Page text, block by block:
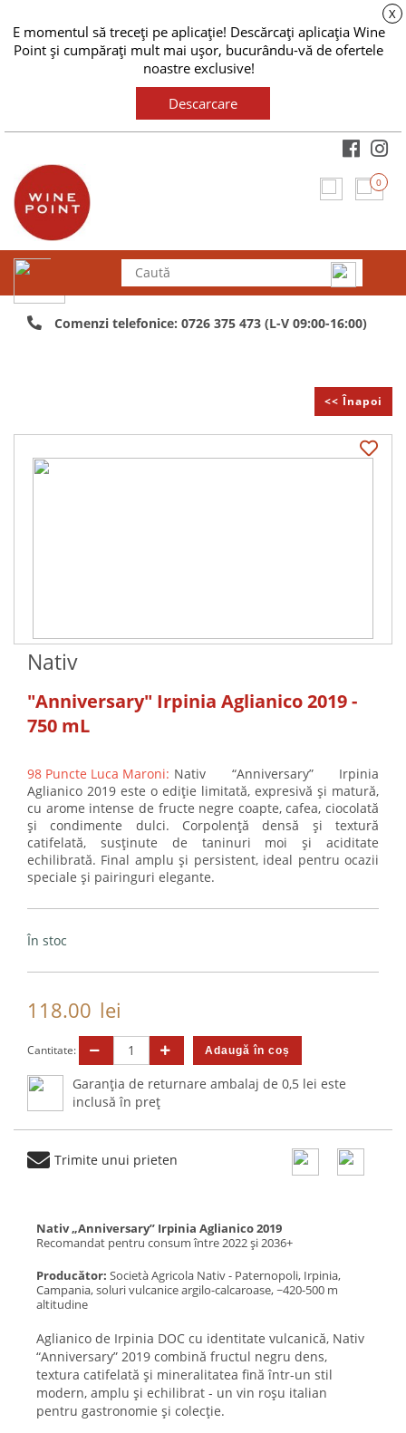
E momentul să treceți pe aplicație! Descărcați aplicația Wine
Point și cumpărați mult mai ușor, bucurându-vă de ofertele
noastre exclusive!
X
Descarcare
0
Comenzi telefonice: 0726 375 473 (L-V 09:00-16:00)
<< Înapoi
Nativ
"Anniversary" Irpinia Aglianico 2019 -
750 mL
98 Puncte Luca Maroni: Nativ “Anniversary” Irpinia
Aglianico 2019 este o ediție limitată, expresivă și matură,
cu arome intense de fructe negre coapte, cafea, ciocolată
și condimente dulci. Corpolență densă și textură
catifelată, susținute de taninuri moi și aciditate
echilibrată. Final amplu și persistent, ideal pentru ocazii
speciale și pairinguri elegante.
În stoc
118.00 lei
Cantitate:
Garanția de returnare ambalaj de 0,5 lei este
inclusă în preț
Trimite unui prieten
Nativ „Anniversary” Irpinia Aglianico 2019
Recomandat pentru consum între 2022 și 2036+
Producător: Società Agricola Nativ - Paternopoli, Irpinia,
Campania, soluri vulcanice argilo-calcaroase, ~420-500 m
altitudine
Aglianico de Irpinia DOC cu identitate vulcanică, Nativ
“Anniversary” 2019 combină fructul negru dens,
textura catifelată și mineralitatea fină într-un stil
modern, amplu și echilibrat - un vin roșu italian
pentru gastronomie și colecție.